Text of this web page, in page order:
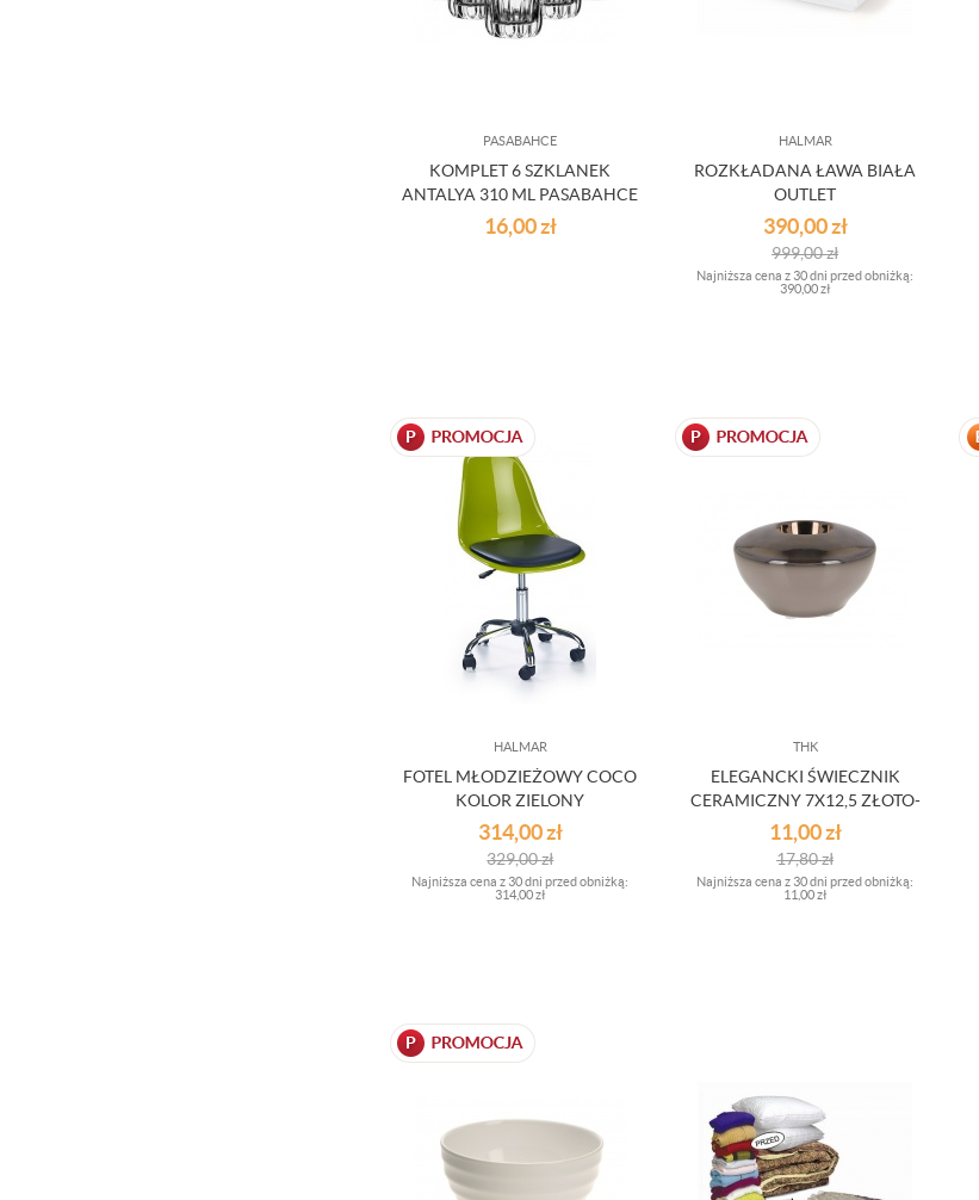
PASABAHCE
KOMPLET 6 SZKLANEK
ANTALYA 310 ML PASABAHCE
16,00zł
HALMAR
ROZKŁADANA ŁAWA BIAŁA
OUTLET
390,00zł
999,00zł
Najniższa cena z 30 dni przed obniżką:
390,00 zł
HALMAR
FOTEL MŁODZIEŻOWY COCO
KOLOR ZIELONY
314,00zł
329,00zł
Najniższa cena z 30 dni przed obniżką:
314,00 zł
THK
ELEGANCKI ŚWIECZNIK
CERAMICZNY 7X12,5 ZŁOTO-
BRĄZOWY OUTLET
11,00zł
17,80zł
Najniższa cena z 30 dni przed obniżką:
11,00 zł